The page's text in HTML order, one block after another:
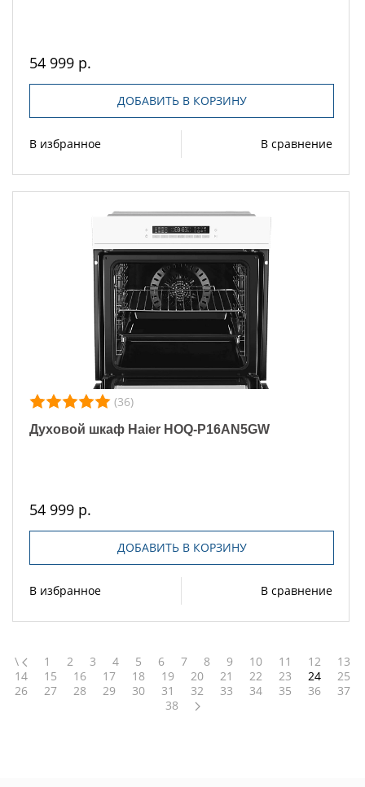
54 999 р.
ДОБАВИТЬ В КОРЗИНУ
В избранное В сравнение
(36)
Духовой шкаф Haier HOQ-P16AN5GW
54 999 р.
ДОБАВИТЬ В КОРЗИНУ
В избранное В сравнение
\ 1 2 3 4 5 6 7 8 9 10 11 12
13
14
15 16 17 18 19 20 21 22 23 24
25
26
27 28 29 30 31 32 33 34 35 36
37
38